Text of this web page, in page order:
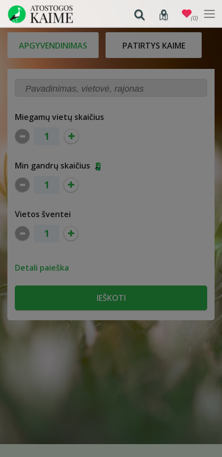
APGYVENDINIMAS PATIRTYS KAIME
Miegamų vietų skaičius
Min gandrų skaičius
Vietos šventei
Detali paieška
(0)